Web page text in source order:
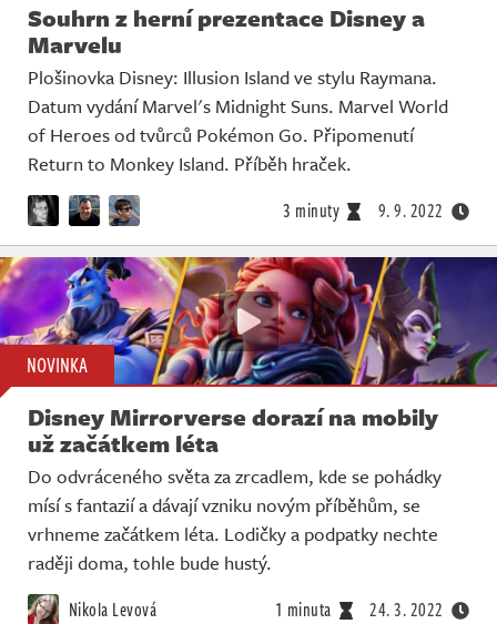
Souhrn z herní prezentace Disney a
Marvelu
Plošinovka Disney: Illusion Island ve stylu Raymana.
Datum vydání Marvel's Midnight Suns. Marvel World
of Heroes od tvůrců Pokémon Go. Připomenutí
Return to Monkey Island. Příběh hraček.
3 minuty 9. 9. 2022
NOVINKA
Disney Mirrorverse dorazí na mobily
už začátkem léta
Do odvráceného světa za zrcadlem, kde se pohádky
mísí s fantazií a dávají vzniku novým příběhům, se
vrhneme začátkem léta. Lodičky a podpatky nechte
raději doma, tohle bude hustý.
Nikola Levová 1 minuta 24. 3. 2022